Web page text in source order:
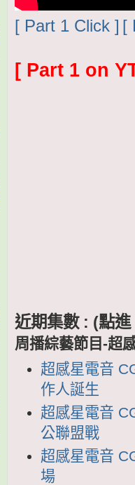
[ Part 1 Click ] [
[ Part 1 on
近期集數 : (點
周播綜藝節目-超
超感星電音
作人誕生
超感星電音
公聯盟戰
超感星電音
場